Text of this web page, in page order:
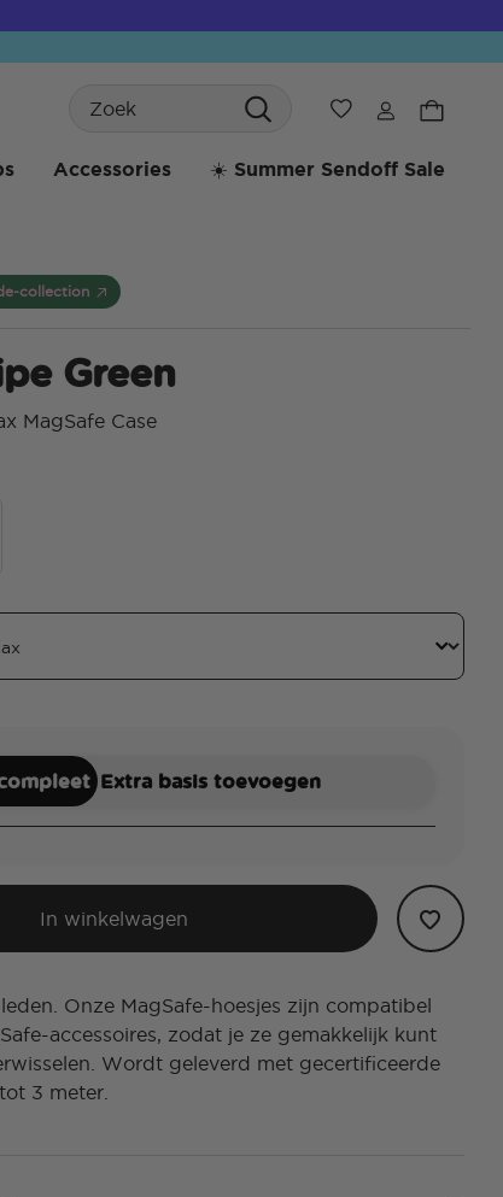
Verlanglijst
Accessories ☀️ Summer Sendoff Sale
collection
Green
MagSafe Case
Extra basis toevoegen
In winkelwagen
Onze MagSafe-hoesjes zijn compatibel
accessoires, zodat je ze gemakkelijk kunt
Wordt geleverd met gecertificeerde
3 meter.